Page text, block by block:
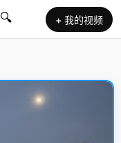
🔍 + 我的视频